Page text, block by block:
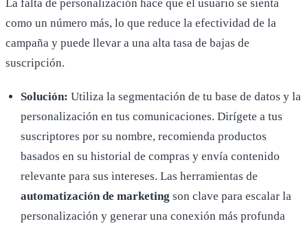
La falta de personalización hace que el usuario se sienta
como un número más, lo que reduce la efectividad de la
campaña y puede llevar a una alta tasa de bajas de
suscripción.
Solución: Utiliza la segmentación de tu base de datos y la
personalización en tus comunicaciones. Dirígete a tus
suscriptores por su nombre, recomienda productos
basados en su historial de compras y envía contenido
relevante para sus intereses. Las herramientas de
automatización de marketing son clave para escalar la
personalización y generar una conexión más profunda